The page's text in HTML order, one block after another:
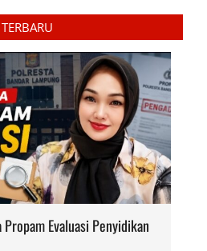
TERBARU
Evaluasi Penyidikan